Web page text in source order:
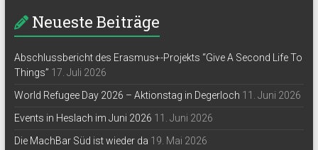
Neueste Beiträge
Abschlussbericht des Erasmus+-Projekts “Give A Second Life To
Things” 17. Juli 2026
World Refugee Day 2026 – Aktionstag in Degerloch 11. Juni 2026
Events in Heslach im Juni 2026 11. Juni 2026
Die MachBar Süd ist wieder da 19. Mai 2026